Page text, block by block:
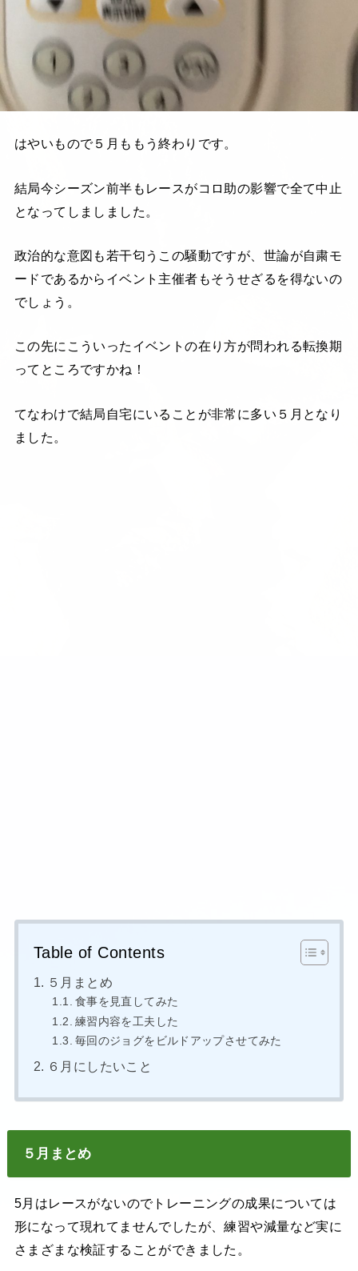
はやいもので５月ももう終わりです。
結局今シーズン前半もレースがコロ助の影響で全て中止
となってしましました。
政治的な意図も若干匂うこの騒動ですが、世論が自粛モ
ードであるからイベント主催者もそうせざるを得ないの
でしょう。
この先にこういったイベントの在り方が問われる転換期
ってところですかね！
てなわけで結局自宅にいることが非常に多い５月となり
ました。
Table of Contents
５月まとめ
食事を見直してみた
練習内容を工夫した
毎回のジョグをビルドアップさせてみた
６月にしたいこと
５月まとめ
5月はレースがないのでトレーニングの成果については
形になって現れてませんでしたが、練習や減量など実に
さまざまな検証することができました。